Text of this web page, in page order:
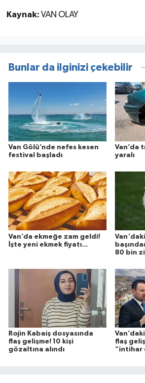
Kaynak: VAN OLAY
Bunlar da ilginizi çekebilir
Van Gölü’nde nefes kesen
festival başladı
Van’da
yaralı
Van’da ekmeğe zam geldi!
İşte yeni ekmek fiyatı...
Van'daki
80 bin
Rojin Kabaiş dosyasında
flaş gelişme! 10 kişi
gözaltına alındı
flaş
“intihar